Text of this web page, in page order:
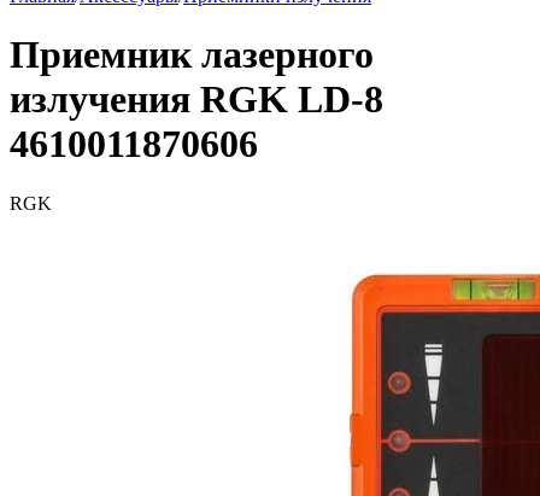
Приемник лазерного
излучения RGK LD-8
4610011870606
RGK